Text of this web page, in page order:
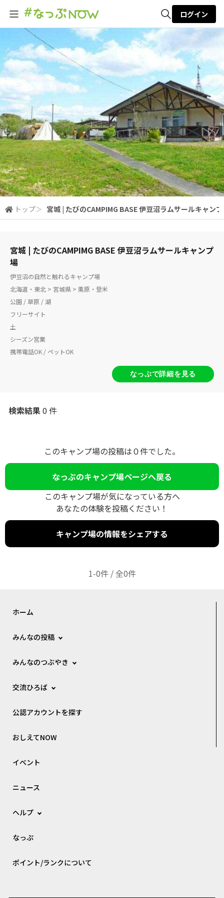
全体検索
検索
ログイン
トップ＞ 宮城 | たびのCAMPIMG BASE 伊豆沼ラムサールキャン
宮城 | たびのCAMPIMG BASE 伊豆沼ラムサールキャンプ
場
伊豆沼の自然と触れるキャンプ場
北海道・東北 > 宮城県 > 栗原・登米
公園 / 草原 / 湖
フリーサイト
土
シーズン営業
携帯電話OK / ペットOK
なっぷで詳細を見る
検索結果0 件
このキャンプ場の投稿は０件でした。
なっぷのキャンプ場ページへ戻る
このキャンプ場が気になっている方へ
あなたの体験を投稿ください！
キャンプ場の情報をシェアする
1-0件 / 全0件
ホーム
みんなの投稿
みんなのつぶやき
交流ひろば
公認アカウントを探す
おしえてNOW
イベント
ニュース
ヘルプ
なっぷ
ポイント/ランクについて